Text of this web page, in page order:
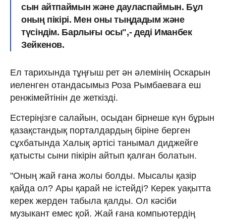
сын айтпаймын және дауласпаймын. Бұл
оның пікірі. Мен оны тыңдадым және
түсіндім. Барлығы осы",- деді Иманбек
Зейкенов.
Ел тарихында тұңғыш рет ән әлемінің Оскарын
иеленген отандасымыз Роза Рымбаеваға еш
ренжімейтінін де жеткізді.
Естеріңізге салайын, осыдан бірнеше күн бұрын
қазақстандық порталдардың біріне берген
сұхбатында Халық әртісі танымал диджейге
қатысты сыни пікірін айтып қалған болатын.
"Оның жай ғана жолы болды. Мысалы қазір
қайда ол? Ары қарай не істейді? Керек уақытта
керек жерден табыла қалды. Ол кәсіби
музыкант емес қой. Жай ғана компьютердің